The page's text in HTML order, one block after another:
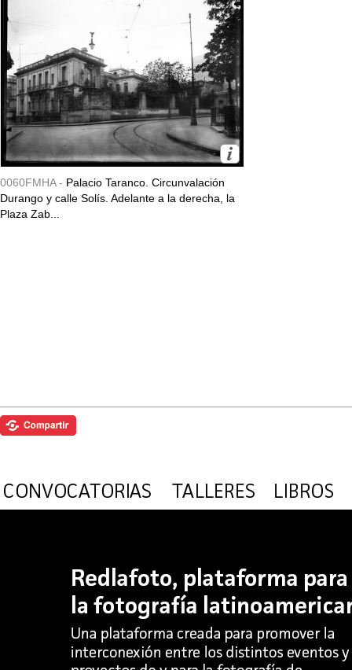
0060FMHA - Palacio Taranco. Circunvalación
Durango y calle Solís. Adelante a la derecha, la
Plaza Zab...